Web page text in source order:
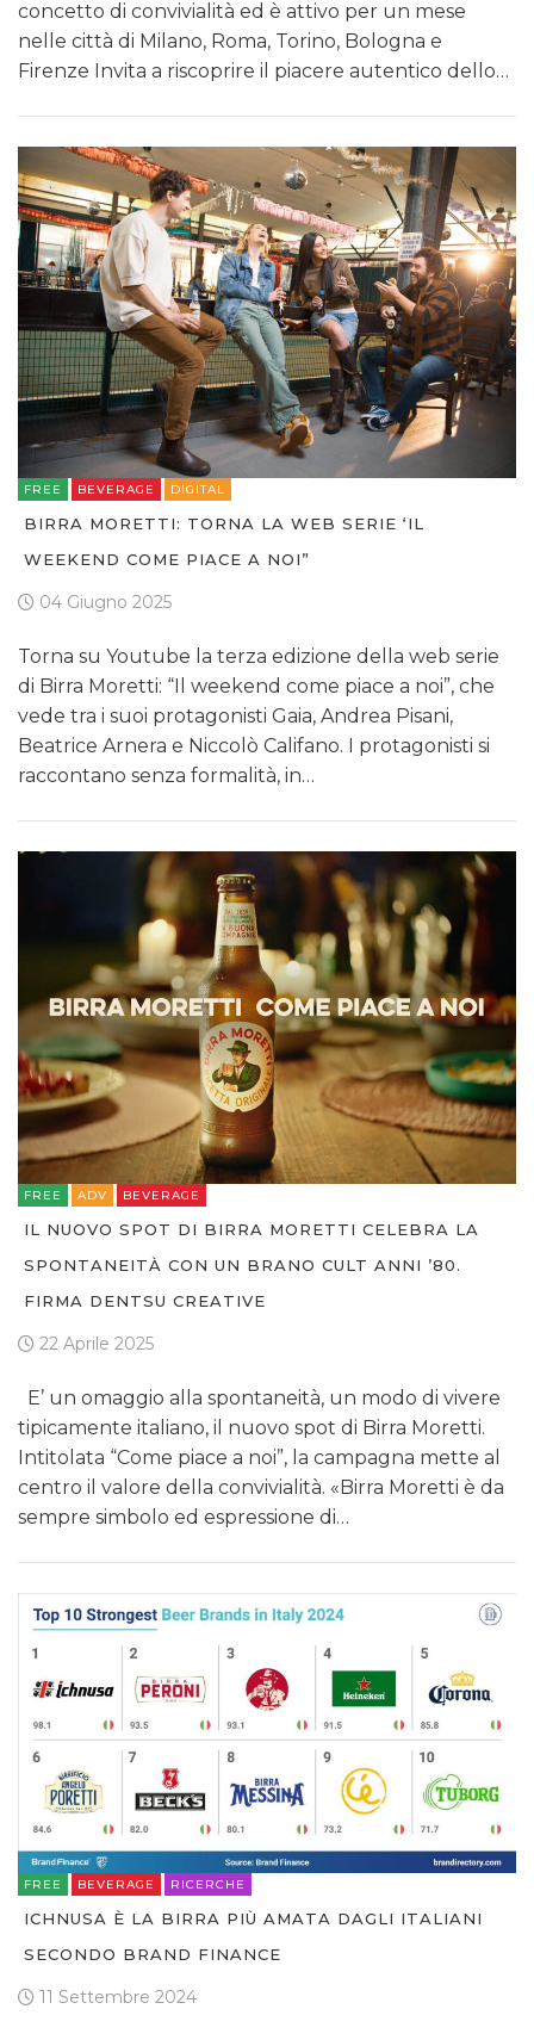
concetto di convivialità ed è attivo per un mese
nelle città di Milano, Roma, Torino, Bologna e
Firenze Invita a riscoprire il piacere autentico dello…
FREE BEVERAGE DIGITAL
BIRRA MORETTI: TORNA LA WEB SERIE ‘IL
WEEKEND COME PIACE A NOI”
04 Giugno 2025
Torna su Youtube la terza edizione della web serie
di Birra Moretti: “Il weekend come piace a noi”, che
vede tra i suoi protagonisti Gaia, Andrea Pisani,
Beatrice Arnera e Niccolò Califano. I protagonisti si
raccontano senza formalità, in…
FREE ADV BEVERAGE
IL NUOVO SPOT DI BIRRA MORETTI CELEBRA LA
SPONTANEITÀ CON UN BRANO CULT ANNI ’80.
FIRMA DENTSU CREATIVE
22 Aprile 2025
E’ un omaggio alla spontaneità, un modo di vivere
tipicamente italiano, il nuovo spot di Birra Moretti.
Intitolata “Come piace a noi”, la campagna mette al
centro il valore della convivialità. «Birra Moretti è da
sempre simbolo ed espressione di…
FREE BEVERAGE RICERCHE
ICHNUSA È LA BIRRA PIÙ AMATA DAGLI ITALIANI
SECONDO BRAND FINANCE
11 Settembre 2024